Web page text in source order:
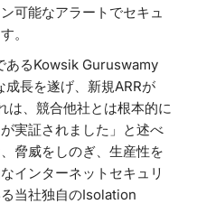
可能なアラートでセキュ
。
るKowsik Guruswamy
成長を遂げ、新規ARRが
は、競合他社とは根本的に
実証されました」と述べ
脅威をしのぎ、生産性を
インターネットセキュリ
当社独自のIsolation